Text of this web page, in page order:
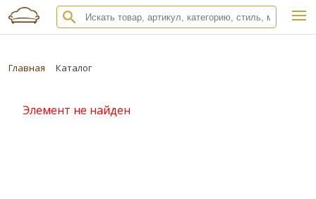
Главная Каталог
Элемент не найден